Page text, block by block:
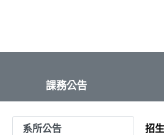
課務公告
系所公告 招